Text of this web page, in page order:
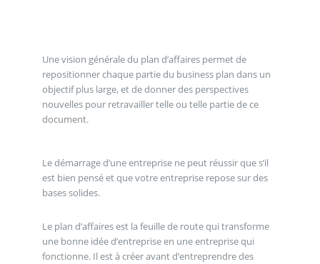
Une vision générale du plan d’affaires permet de
repositionner chaque partie du business plan dans un
objectif plus large, et de donner des perspectives
nouvelles pour retravailler telle ou telle partie de ce
document.
Le démarrage d’une entreprise ne peut réussir que s’il
est bien pensé et que votre entreprise repose sur des
bases solides.
Le plan d’affaires est la feuille de route qui transforme
une bonne idée d’entreprise en une entreprise qui
fonctionne. Il est à créer avant d’entreprendre des